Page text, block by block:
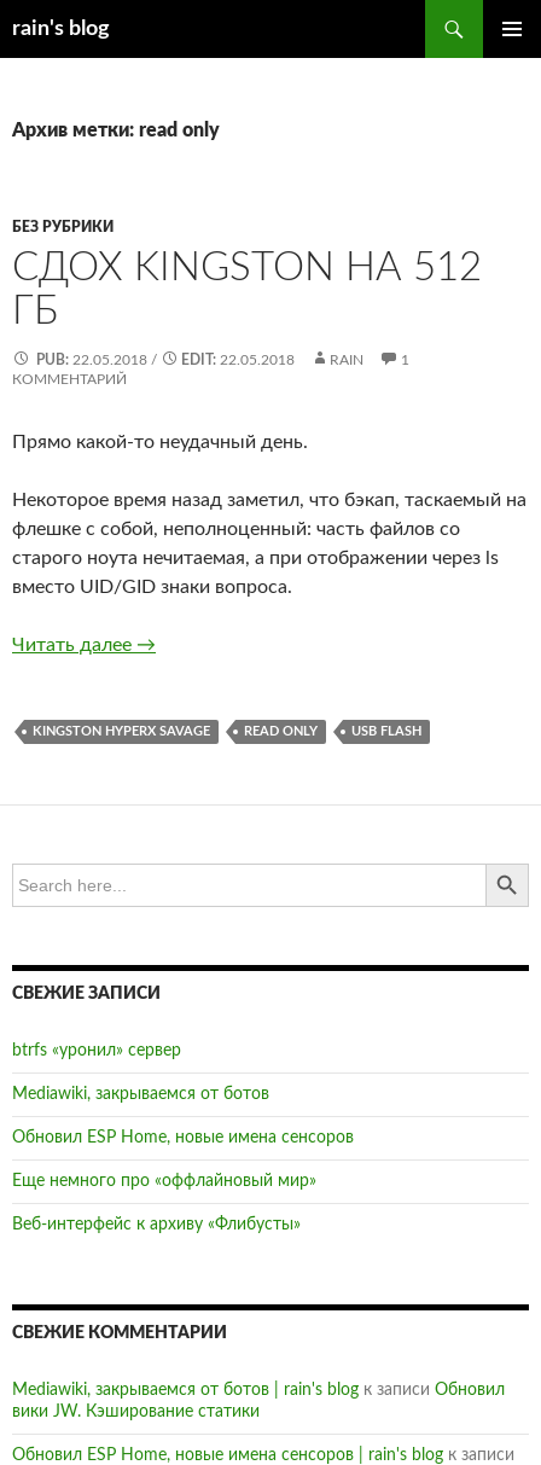
rain's blog
Архив метки: read only
БЕЗ РУБРИКИ
СДОХ KINGSTON НА 512
ГБ
PUB: 22.05.2018 / EDIT: 22.05.2018 RAIN
1
КОММЕНТАРИЙ
Прямо какой-то неудачный день.
Некоторое время назад заметил, что бэкап, таскаемый на
флешке с собой, неполноценный: часть файлов со
старого ноута нечитаемая, а при отображении через ls
вместо UID/GID знаки вопроса.
Читать далее Сдох Kingston на 512 ГБ
→
KINGSTON HYPERX SAVAGE READ ONLY USB FLASH
for:
SEARCH
СВЕЖИЕ ЗАПИСИ
btrfs «уронил» сервер
Mediawiki, закрываемся от ботов
Обновил ESP Home, новые имена сенсоров
Еще немного про «оффлайновый мир»
Веб-интерфейс к архиву «Флибусты»
СВЕЖИЕ КОММЕНТАРИИ
Mediawiki, закрываемся от ботов | rain's blog к записи Обновил
вики JW. Кэширование статики
Обновил ESP Home, новые имена сенсоров | rain's blog к записи